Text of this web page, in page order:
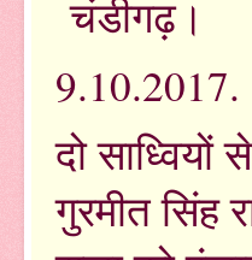
चंडीगढ़।
9.10.2017.
दो
गुरमीत सिंह